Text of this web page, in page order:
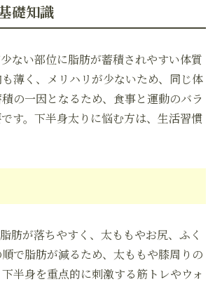
礎知識
ない部位に脂肪が蓄積されやすい体質
薄く、メリハリが少ないため、同じ体
の一因となるため、食事と運動のバラ
す。下半身太りに悩む方は、生活習慣
肪が落ちやすく、太ももやお尻、ふく
で脂肪が減るため、太ももや膝周りの
半身を重点的に刺激する筋トレやウォ